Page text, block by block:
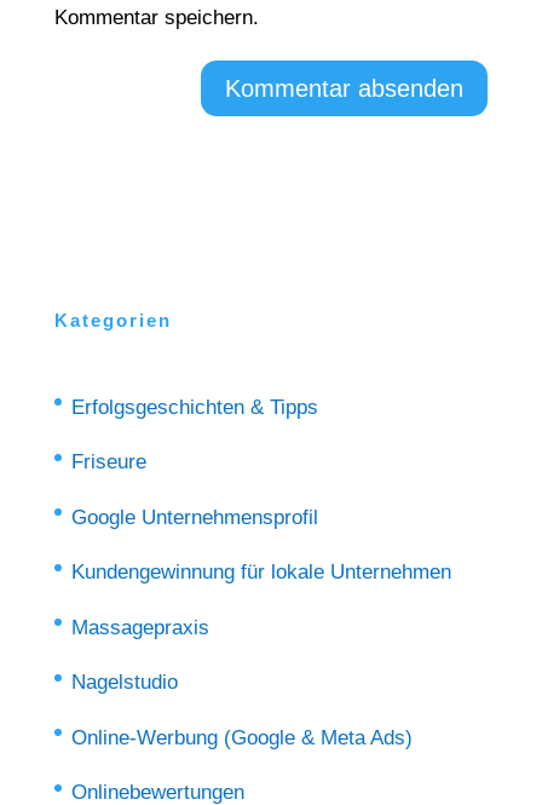
Kommentar speichern.
Kategorien
Erfolgsgeschichten & Tipps
Friseure
Google Unternehmensprofil
Kundengewinnung für lokale Unternehmen
Massagepraxis
Nagelstudio
Online-Werbung (Google & Meta Ads)
Onlinebewertungen